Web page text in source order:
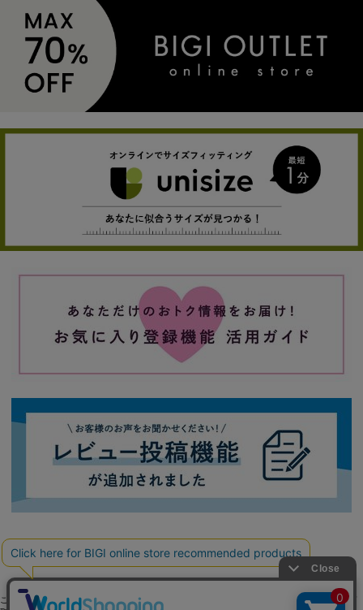
ご利用ガイド よくある質問 お問い合わせ 会社概要 個人情報保護方針
特定商